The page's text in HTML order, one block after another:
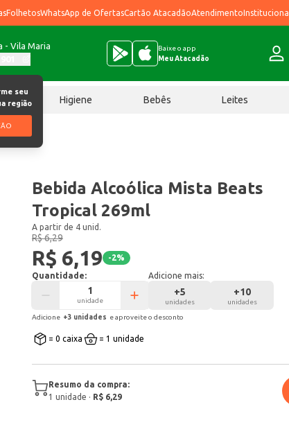
FolhetosWhatsApp de OfertasCartão AtacadãoAtendimentoInstitucional
- Vila Maria
seu
região
Baixe o app
Meu Atacadão
Higiene Bebês Leites
Bebida Alcoólica Mista Beats
Tropical 269ml
A partir de 4 unid.
R$ 6,29
R$ 6,19 -2%
Quantidade:
unidade
Adicione mais:
+5
unidades
+10
unidades
Adicione +3 unidades e aproveite o desconto
= 0 caixa = 1 unidade
Resumo da compra:
1 unidade · R$ 6,29